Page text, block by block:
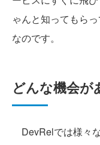
ゃんと知ってもら
なのです。
どんな機会が
DevRelでは様々